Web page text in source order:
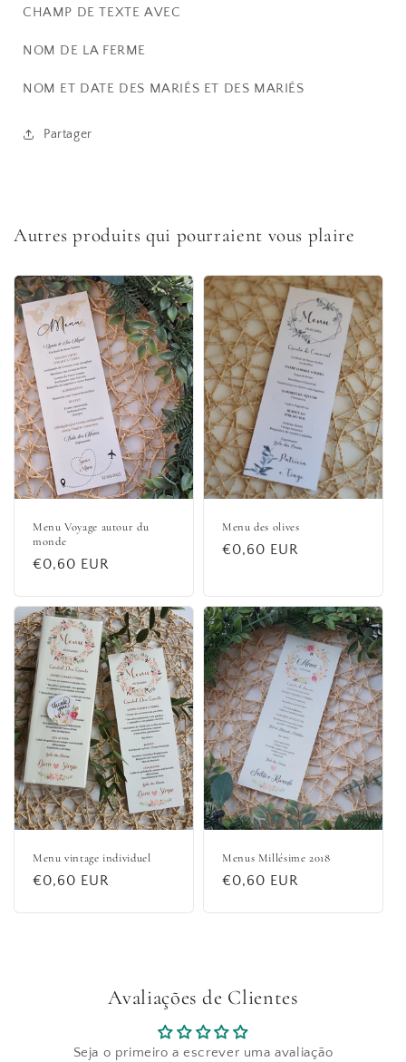
CHAMP DE TEXTE AVEC
NOM DE LA FERME
NOM ET DATE DES MARIÉS ET DES MARIÉS
Partager
Autres produits qui pourraient vous plaire
Menu Voyage autour du
monde
Prix
€0,60 EUR
Menu des olives
Prix
€0,60 EUR
Menu vintage individuel
Prix
€0,60 EUR
Menus Millésime 2018
Prix
€0,60 EUR
Avaliações de Clientes
Seja o primeiro a escrever uma avaliação